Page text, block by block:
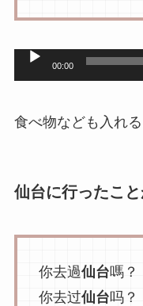
プ
ヤ
00:00
食べ物なども入れ
仙台に行ったこ
你去過仙台嗎？
你去过仙台吗？